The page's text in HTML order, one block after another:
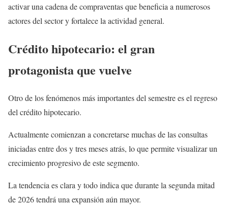
activar una cadena de compraventas que beneficia a numerosos
actores del sector y fortalece la actividad general.
Crédito hipotecario: el gran
protagonista que vuelve
Otro de los fenómenos más importantes del semestre es el regreso
del crédito hipotecario.
Actualmente comienzan a concretarse muchas de las consultas
iniciadas entre dos y tres meses atrás, lo que permite visualizar un
crecimiento progresivo de este segmento.
La tendencia es clara y todo indica que durante la segunda mitad
de 2026 tendrá una expansión aún mayor.